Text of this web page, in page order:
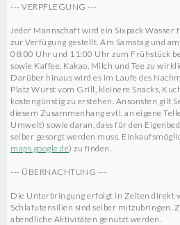
--- VERPFLEGUNG ---
Jeder Mannschaft wird ein Sixpack Wasser
zur Verfügung gestellt. Am Samstag und
08:00 Uhr und 11:00 Uhr zum Frühstück
sowie Kaffee, Kakao, Milch und Tee zu
Darüber hinaus wird es im Laufe des
Platz Wurst vom Grill, kleinere Snacks,
kostengünstig zu erstehen. Ansonsten gilt
diesem Zusammenhang evtl. an eigene
Umwelt) sowie daran, dass für den
selber gesorgt werden muss.
maps.google.de) zu finden.
--- ÜBERNACHTUNG ---
Die Unterbringung erfolgt in Zelten direkt
Schlafutensilien sind selber mitzubringen.
abendliche Aktivitäten genutzt werden.